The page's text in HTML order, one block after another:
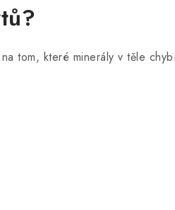
tom, které minerály v těle